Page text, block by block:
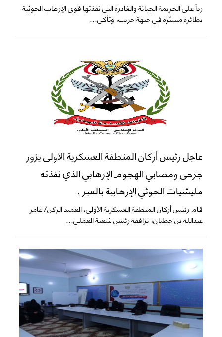
​رداً على الجريمة الجبانة والغادرة التي نفذتها قوى الإرهاب الحوثية
بطائرة مسيّرة في جبهة حريب، وتأكي...
عاجل رئيس أركان المنطقة العسكرية الأولى يزور
جرحى ومصابي الهجوم الإرهابي الذي نفذته
مليشيات الحوثي الإرهابية بالعبر .
قام رئيس أركان المنطقة العسكرية الأولى، العميد الركن/ عامر
عبدالله بن حطيان، يرافقه رئيس شعبة العملي...